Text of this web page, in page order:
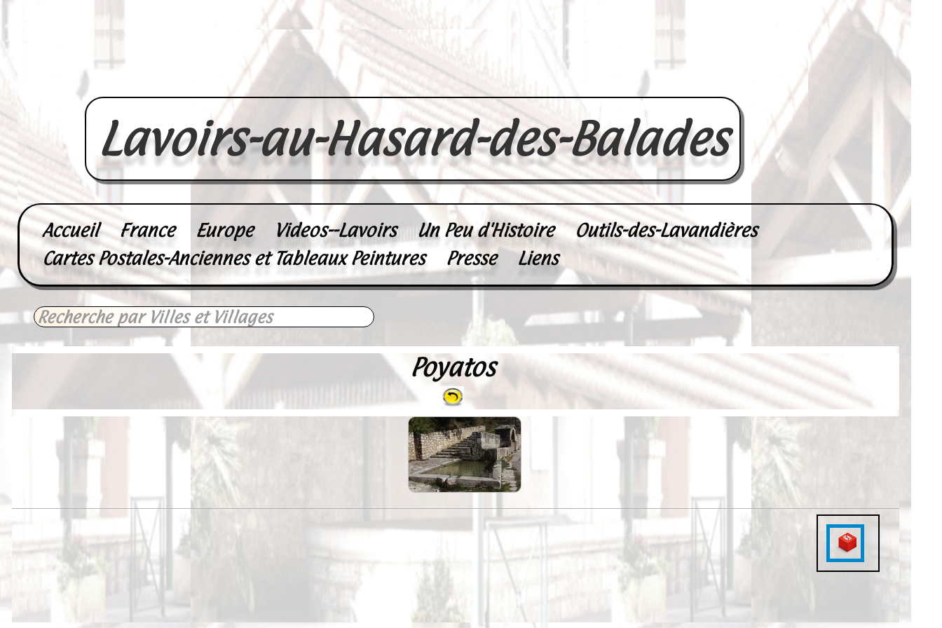
Lavoirs-au-Hasard-des-Balades
Accueil France Europe Videos--Lavoirs Un Peu d'Histoire
Outils-des-Lavandières
Cartes Postales-Anciennes et Tableaux Peintures
Presse Liens
Poyatos